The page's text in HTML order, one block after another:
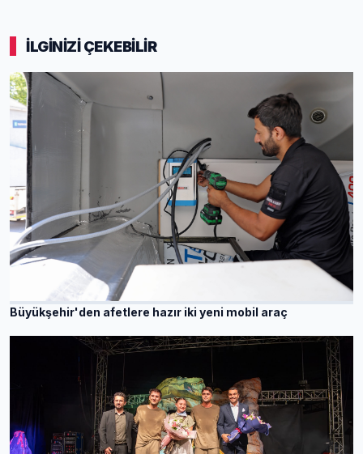
İLGİNİZİ ÇEKEBİLİR
Büyükşehir'den afetlere hazır iki yeni mobil araç